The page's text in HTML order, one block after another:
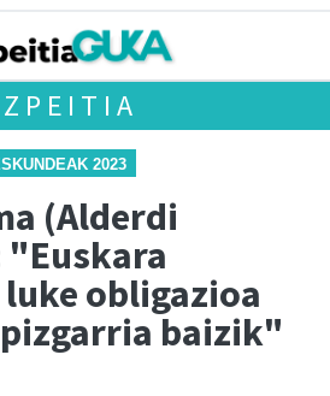
2023
(Alderdi
obligazioa
baizik"